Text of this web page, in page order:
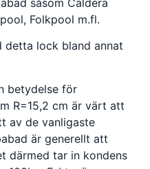
Folkpool m.fl.
detta lock bland annat
betydelse för
R=15,2 cm är värt att
av de vanligaste
är generellt att
därmed tar in kondens